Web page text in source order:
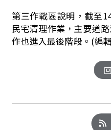
第三作戰區說明，截至
民宅清理作業，主要道
作也進入最後階段。(編